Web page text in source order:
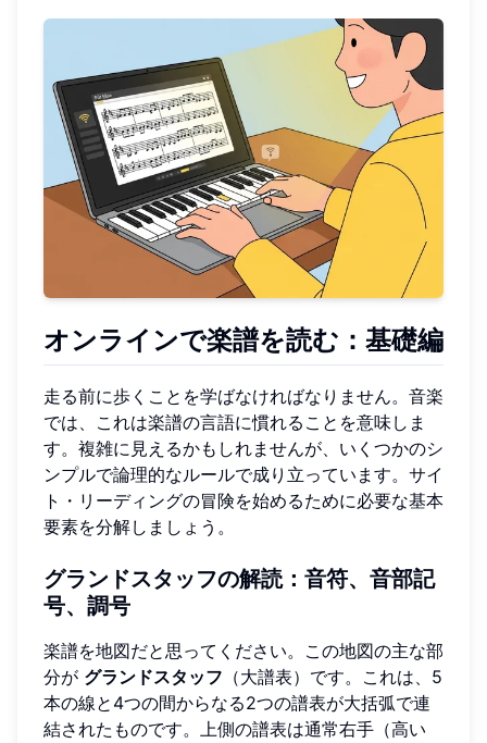
オンラインで楽譜を読む：基礎編
走る前に歩くことを学ばなければなりません。音楽
では、これは楽譜の言語に慣れることを意味しま
す。複雑に見えるかもしれませんが、いくつかのシ
ンプルで論理的なルールで成り立っています。サイ
ト・リーディングの冒険を始めるために必要な基本
要素を分解しましょう。
グランドスタッフの解読：音符、音部記
号、調号
楽譜を地図だと思ってください。この地図の主な部
分が グランドスタッフ （大譜表）です。これは、5
本の線と4つの間からなる2つの譜表が大括弧で連
結されたものです。上側の譜表は通常右手（高い